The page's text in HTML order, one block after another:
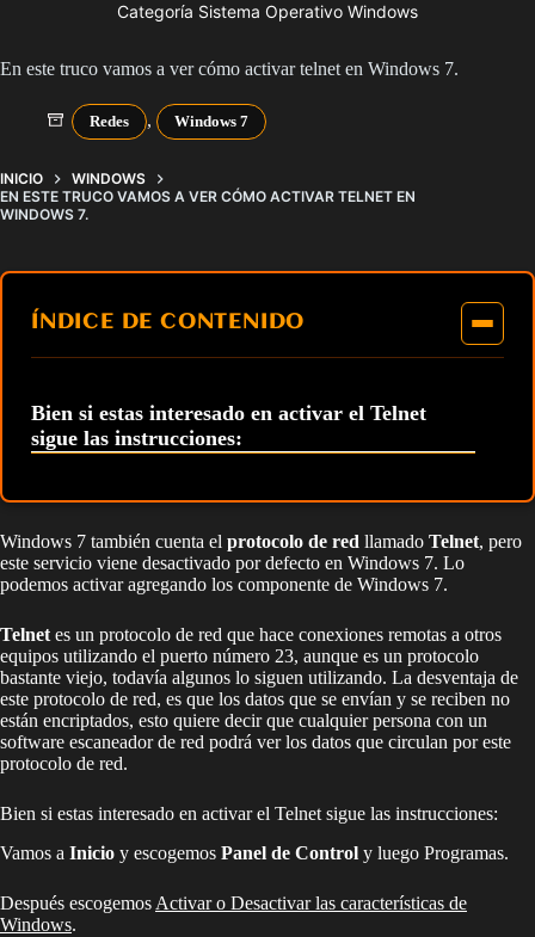
Categoría Sistema Operativo Windows
En este truco vamos a ver cómo activar telnet en Windows 7.
Redes , Windows 7
INICIO
WINDOWS
EN ESTE TRUCO VAMOS A VER CÓMO ACTIVAR TELNET EN
WINDOWS 7.
ÍNDICE DE CONTENIDO
Bien si estas interesado en activar el Telnet
sigue las instrucciones:
Windows 7 también cuenta el protocolo de red llamado Telnet, pero
este servicio viene desactivado por defecto en Windows 7. Lo
podemos activar agregando los componente de Windows 7.
Telnetes un protocolo de red que hace conexiones remotas a otros
equipos utilizando el puerto número 23, aunque es un protocolo
bastante viejo, todavía algunos lo siguen utilizando. La desventaja de
este protocolo de red, es que los datos que se envían y se reciben no
están encriptados, esto quiere decir que cualquier persona con un
software escaneador de red podrá ver los datos que circulan por este
protocolo de red.
Bien si estas interesado en activar el Telnet sigue las instrucciones:
Vamos a Inicio y escogemos Panel de Control y luego Programas.
Después escogemos Activar o Desactivar las características de
Windows.